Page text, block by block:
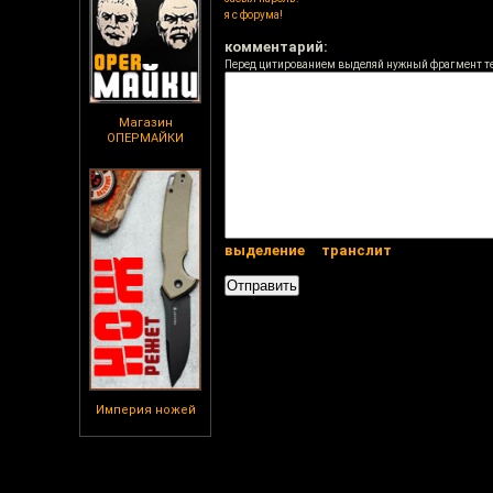
Магазин
ОПЕРМАЙКИ
Империя ножей
я с форума!
комментарий:
Перед цитированием выделяй нужный фрагмент
выделение транслит